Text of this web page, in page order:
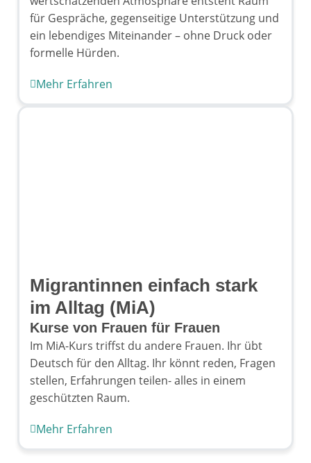
für Gespräche, gegenseitige Unterstützung und
ein lebendiges Miteinander – ohne Druck oder
formelle Hürden.
Mehr Erfahren
Migrantinnen einfach stark
im Alltag (MiA)
Kurse von Frauen für Frauen
Im MiA-Kurs triffst du andere Frauen. Ihr übt
Deutsch für den Alltag. Ihr könnt reden, Fragen
stellen, Erfahrungen teilen- alles in einem
geschützten Raum.
Mehr Erfahren